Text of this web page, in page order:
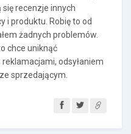
recenzje innych
i produktu. Robię to od
żadnych problemów.
chce uniknąć
odsyłaniem
sprzedającym.